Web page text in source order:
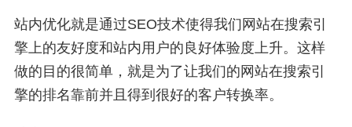
站内优化就是通过SEO技术使得我们网站在搜索引
擎上的友好度和站内用户的良好体验度上升。这样
做的目的很简单，就是为了让我们的网站在搜索引
擎的排名靠前并且得到很好的客户转换率。